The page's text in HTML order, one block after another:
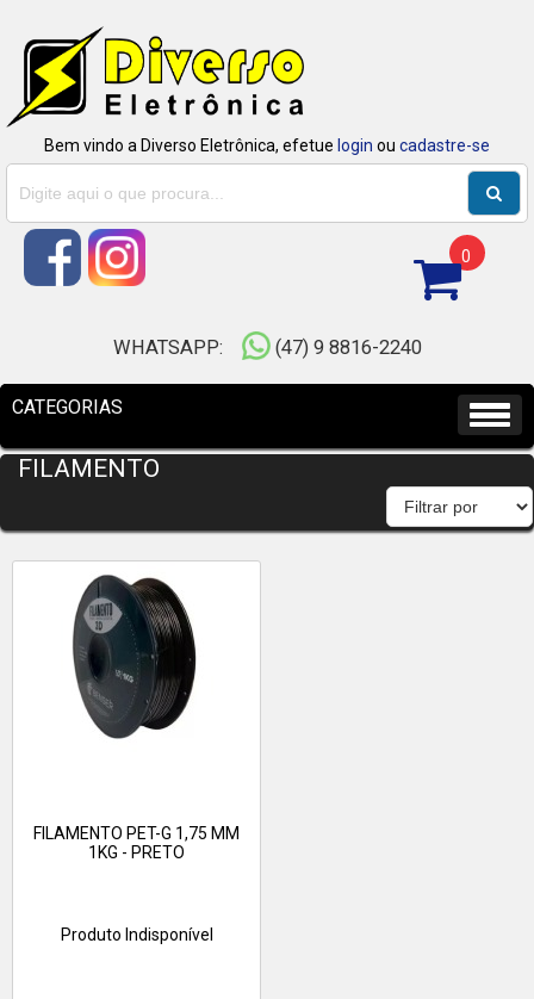
Bem vindo a Diverso Eletrônica, efetue login ou cadastre-se
0
WHATSAPP: (47) 9 8816-2240
FILAMENTO
FILAMENTO PET-G 1,75 MM
1KG - PRETO
Produto Indisponível